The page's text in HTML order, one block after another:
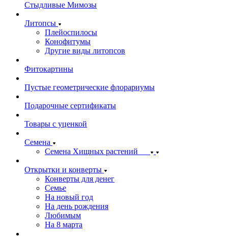
Стыдливые Мимозы
Литопсы
Плейоспилосы
Конофитумы
Другие виды литопсов
Фитокартины
Пустые геометрические флорариумы
Подарочные сертификаты
Товары с уценкой
Семена
Семена Хищных растений
Открытки и конверты
Конверты для денег
Семье
На новый год
На день рождения
Любимым
На 8 марта